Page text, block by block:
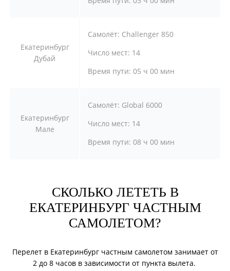
Екатеринбург
Дубай
Самолёт: Challenger 850
Число мест: 14
Время пути: 05 ч 00 мин
Екатеринбург
Мале
Самолёт: Global 6000
Число мест: 14
Время пути: 08 ч 00 мин
СКОЛЬКО ЛЕТЕТЬ В
ЕКАТЕРИНБУРГ ЧАСТНЫМ
САМОЛЕТОМ?
Перелет в Екатеринбург частным самолетом занимает от
2 до 8 часов в зависимости от пункта вылета.